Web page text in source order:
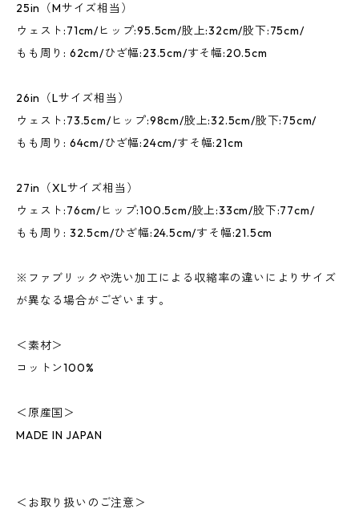
25in（Mサイズ相当）
ウェスト:71cm/ヒップ:95.5cm/股上:32cm/股下:75cm/
もも周り: 62cm/ひざ幅:23.5cm/すそ幅:20.5cm
26in（Lサイズ相当）
ウェスト:73.5cm/ヒップ:98cm/股上:32.5cm/股下:75cm/
もも周り: 64cm/ひざ幅:24cm/すそ幅:21cm
27in（XLサイズ相当）
ウェスト:76cm/ヒップ:100.5cm/股上:33cm/股下:77cm/
もも周り: 32.5cm/ひざ幅:24.5cm/すそ幅:21.5cm
※ファブリックや洗い加工による収縮率の違いによりサイズ
が異なる場合がございます。
＜素材＞
コットン100%
＜原産国＞
MADE IN JAPAN
＜お取り扱いのご注意＞